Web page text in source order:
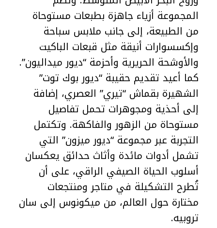
المجموعة أزياء جاهزة بطبعات مستوحاة
من الطبيعة، إلى جانب ملابس سباحة
وإكسسوارات أنيقة مثل قبعات الباكيت
والأوشحة الحريرية وأحزمة “ديور ميداليون”.
كما أعيد تقديم حقيبة “ديور بوك توت”
الشهيرة بقماش “تيري” العصري، إضافة
إلى أحذية ومجوهرات تحمل تفاصيل
مستوحاة من الزهور والفاكهة. وتكتمل
التجربة عبر مجموعة “ديور ميزون” التي
تشمل أدوات مائدة وأثاث حدائق يعكسان
أسلوب الحياة الصيفي الراقي، على أن
تُطرح التشكيلة في متاجر ومنتجعات
مختارة حول العالم، من ميكونوس إلى سان
تروبيه.